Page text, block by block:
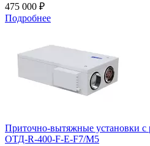
475 000 ₽
Подробнее
Приточно-вытяжные установки с
ОТД-R-400-F-E-F7/M5